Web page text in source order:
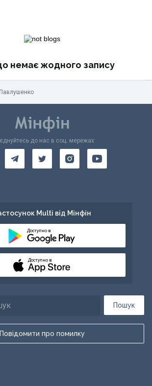
немає жодного запису
Пошук
Повідомити про помилку
до нас в соц. мережах:
Multi від Мінфін
Доступно в
Доступно в